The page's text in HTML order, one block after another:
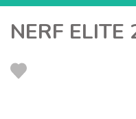
NERF ELITE